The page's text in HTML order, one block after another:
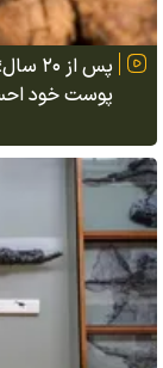
پس
پوست خود